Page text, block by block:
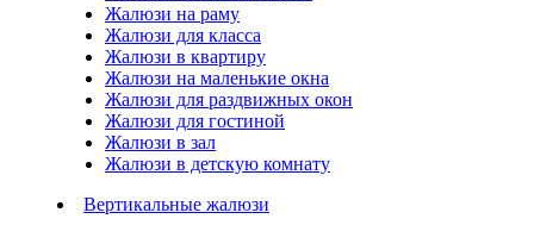
Жалюзи на раму
Жалюзи для класса
Жалюзи в квартиру
Жалюзи на маленькие окна
Жалюзи для раздвижных окон
Жалюзи для гостиной
Жалюзи в зал
Жалюзи в детскую комнату
Вертикальные жалюзи